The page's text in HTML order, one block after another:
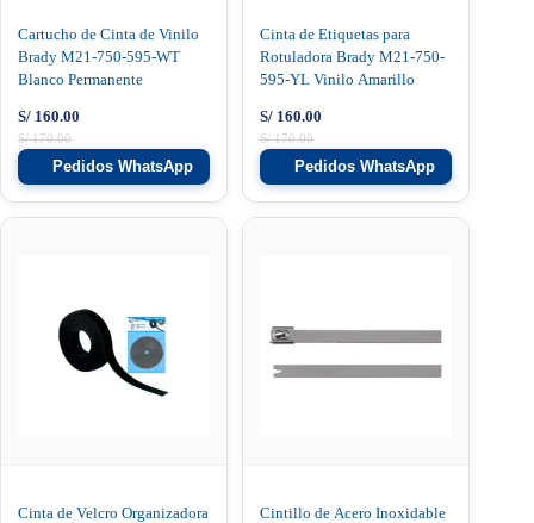
Cartucho de Cinta de Vinilo
Brady M21-750-595-WT
Blanco Permanente
S/170.00
S/ 160.00
Pedidos WhatsApp
Cinta de Etiquetas para
Rotuladora Brady M21-750-
595-YL Vinilo Amarillo
S/170.00
S/ 160.00
Pedidos WhatsApp
Cinta de Velcro Organizadora
Cintillo de Acero Inoxidable